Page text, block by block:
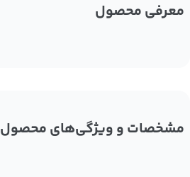
معرفی محصول
مشخصات و ویژگی‌های محصول